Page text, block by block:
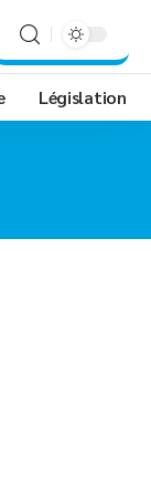
Législation